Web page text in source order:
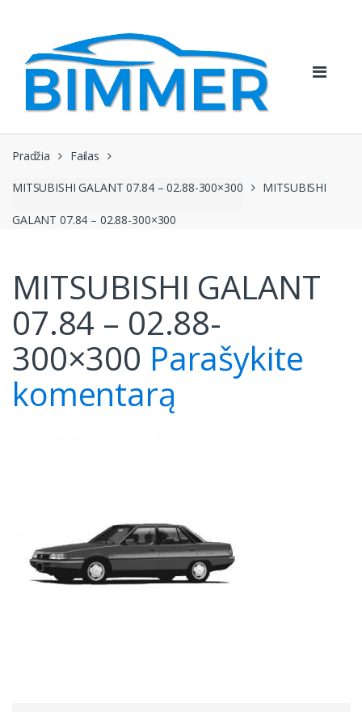
navigacijos
Pradžia Failas
MITSUBISHI GALANT 07.84 – 02.88-300×300 MITSUBISHI
GALANT 07.84 – 02.88-300×300
MITSUBISHI GALANT
07.84 – 02.88-
300×300 Parašykite
komentarą